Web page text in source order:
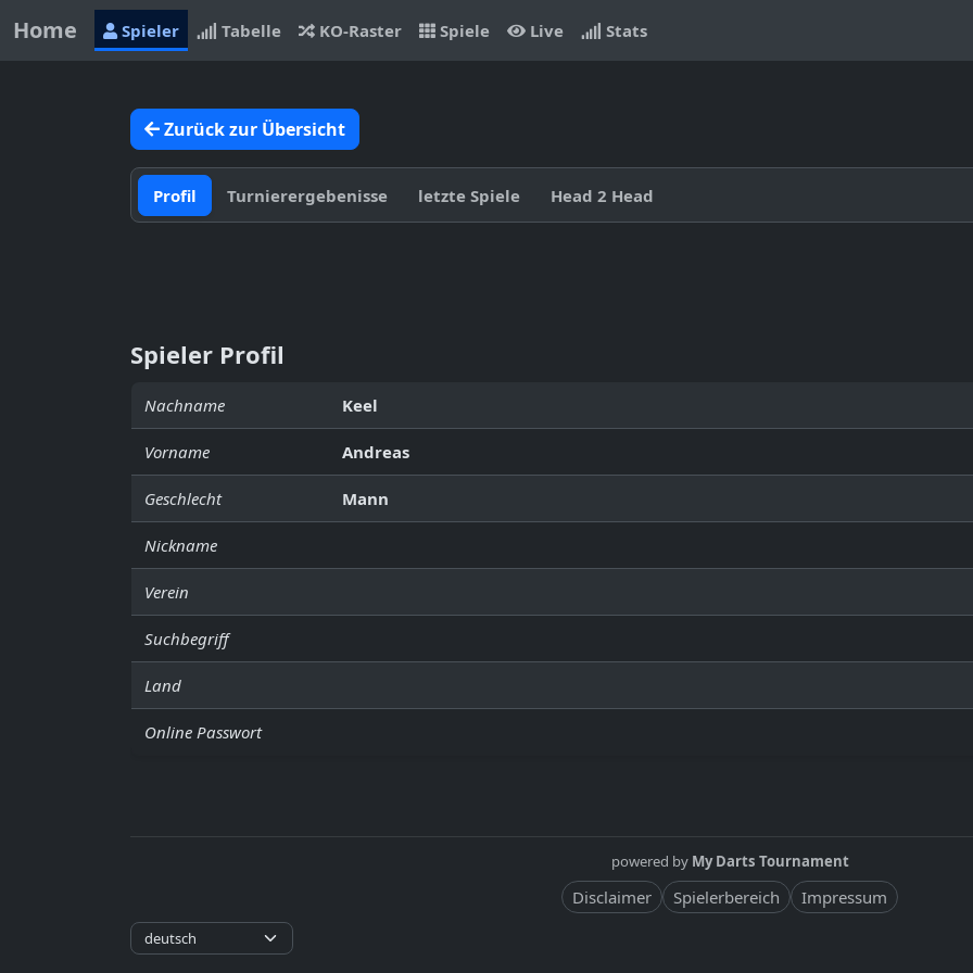
Home Spieler Tabelle KO-Raster Spiele Live Stats
Zurück zur Übersicht
Profil Turnierergebenisse letzte Spiele Head 2 Head
Spieler Profil
Nachname Keel
Vorname Andreas
Geschlecht Mann
Nickname
Verein
Suchbegriff
Land
Online Passwort
powered by My Darts Tournament
Disclaimer Spielerbereich Impressum